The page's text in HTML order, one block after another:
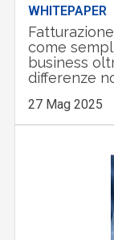
WHITEPAPER
come
business
differenze
27 Mag 2025